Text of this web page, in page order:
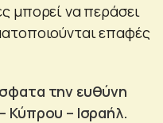
μπορεί να περάσει
επαφές
την ευθύνη
Κύπρου – Ισραήλ.